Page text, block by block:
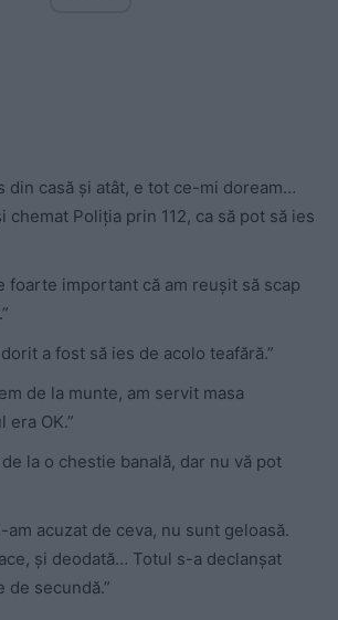
din casă și atât, e tot ce-mi doream…
chemat Poliția prin 112, ca să pot să ies
foarte important că am reușit să scap
a fost să ies de acolo teafără.”
de la munte, am servit masa
era OK.”
la o chestie banală, dar nu vă pot
am acuzat de ceva, nu sunt geloasă.
și deodată… Totul s-a declanșat
secundă.”